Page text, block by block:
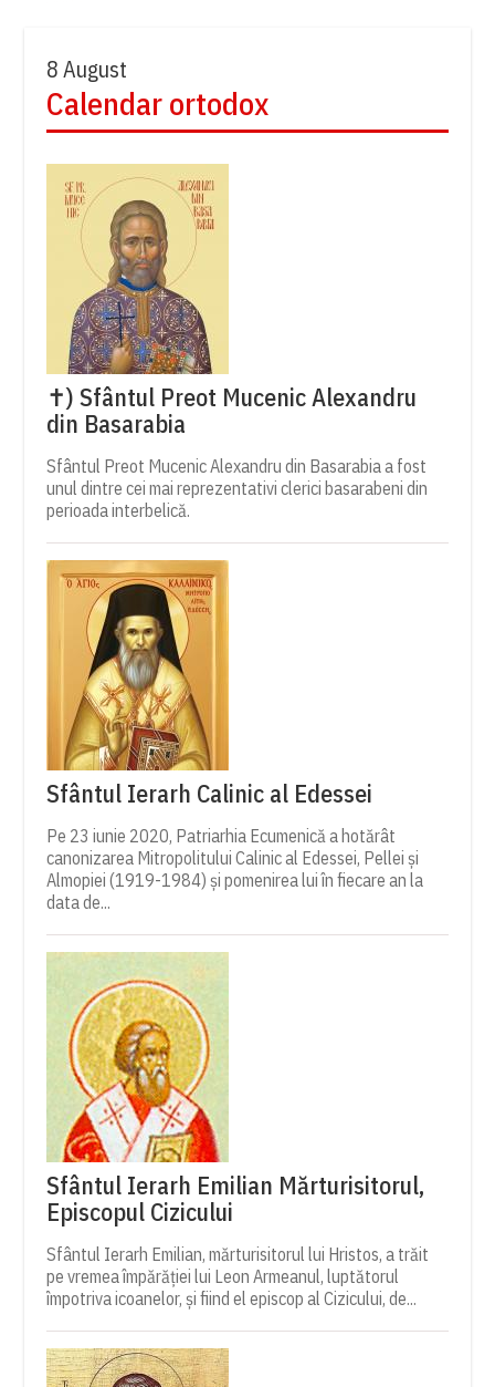
8 August
Calendar ortodox
✝) Sfântul Preot Mucenic Alexandru
din Basarabia
Sfântul Preot Mucenic Alexandru din Basarabia a fost
unul dintre cei mai reprezentativi clerici basarabeni din
perioada interbelică.
Sfântul Ierarh Calinic al Edessei
Pe 23 iunie 2020, Patriarhia Ecumenică a hotărât
canonizarea Mitropolitului Calinic al Edessei, Pellei și
Almopiei (1919-1984) și pomenirea lui în fiecare an la
data de...
Sfântul Ierarh Emilian Mărturisitorul,
Episcopul Cizicului
Sfântul Ierarh Emilian, mărturisitorul lui Hristos, a trăit
pe vremea împărăției lui Leon Armeanul, luptătorul
împotriva icoanelor, și fiind el episcop al Cizicului, de...